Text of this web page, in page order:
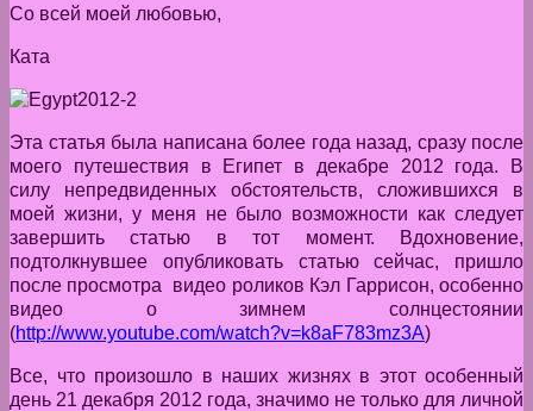
Со всей моей любовью,
Ката
Эта статья была написана более года назад, сразу после
моего путешествия в Египет в декабре 2012 года. В
силу непредвиденных обстоятельств, сложившихся в
моей жизни, у меня не было возможности как следует
завершить статью в тот момент. Вдохновение,
подтолкнувшее опубликовать статью сейчас, пришло
после просмотра видео роликов Кэл Гаррисон, особенно
видео о зимнем солнцестоянии
(http://www.youtube.com/watch?v=k8aF783mz3A)
Все, что произошло в наших жизнях в этот особенный
день 21 декабря 2012 года, значимо не только для личной